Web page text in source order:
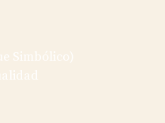
Simbólico)